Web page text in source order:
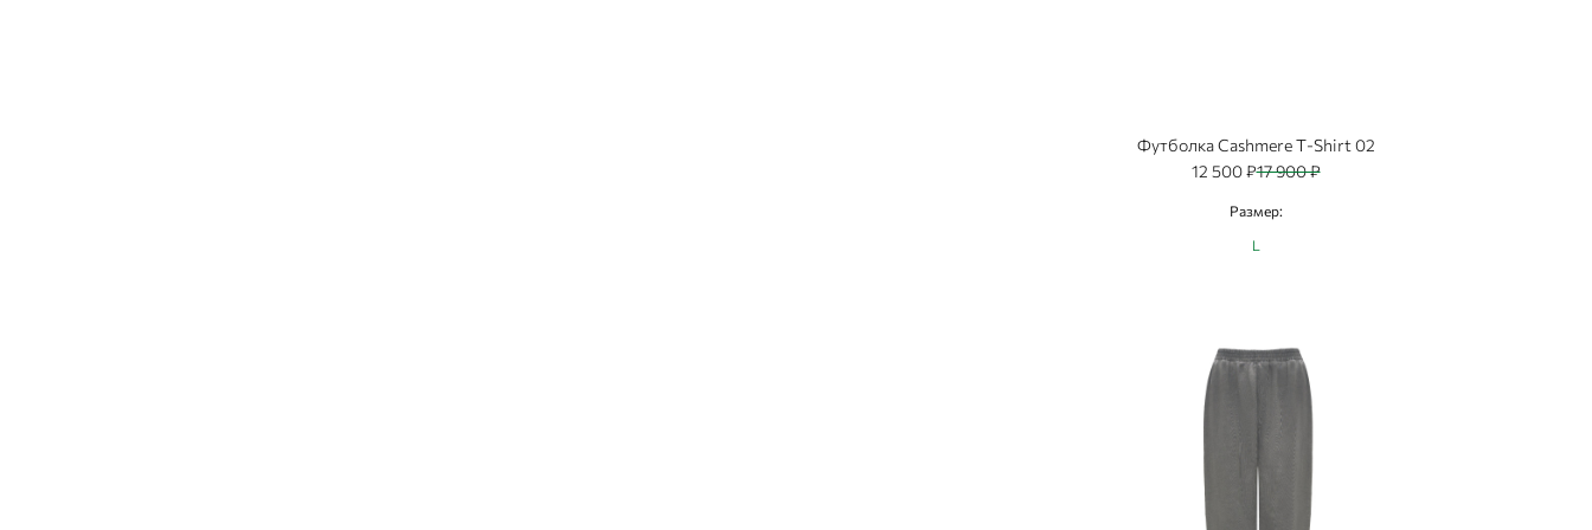
Футболка Cashmere T-Shirt 02
12 500 ₽17 900 ₽
Размер:
L